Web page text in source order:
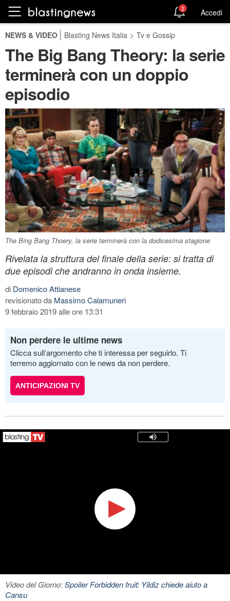
2 Accedi
NEWS & VIDEO Blasting News Italia > Tv e Gossip
The Big Bang Theory: la serie
terminerà con un doppio
episodio
The Bing Bang Thoery, la serie terminerà con la dodicesima stagione
Rivelata la struttura del finale della serie: si tratta di
due episodi che andranno in onda insieme.
di Domenico Attianese
revisionato da Massimo Calamuneri
9 febbraio 2019 alle ore 13:31
Non perdere le ultime news
Clicca sull’argomento che ti interessa per seguirlo. Ti
terremo aggiornato con le news da non perdere.
ANTICIPAZIONI TV
Video del Giorno:Spoiler Forbidden fruit: Yildiz chiede aiuto a
Cansu